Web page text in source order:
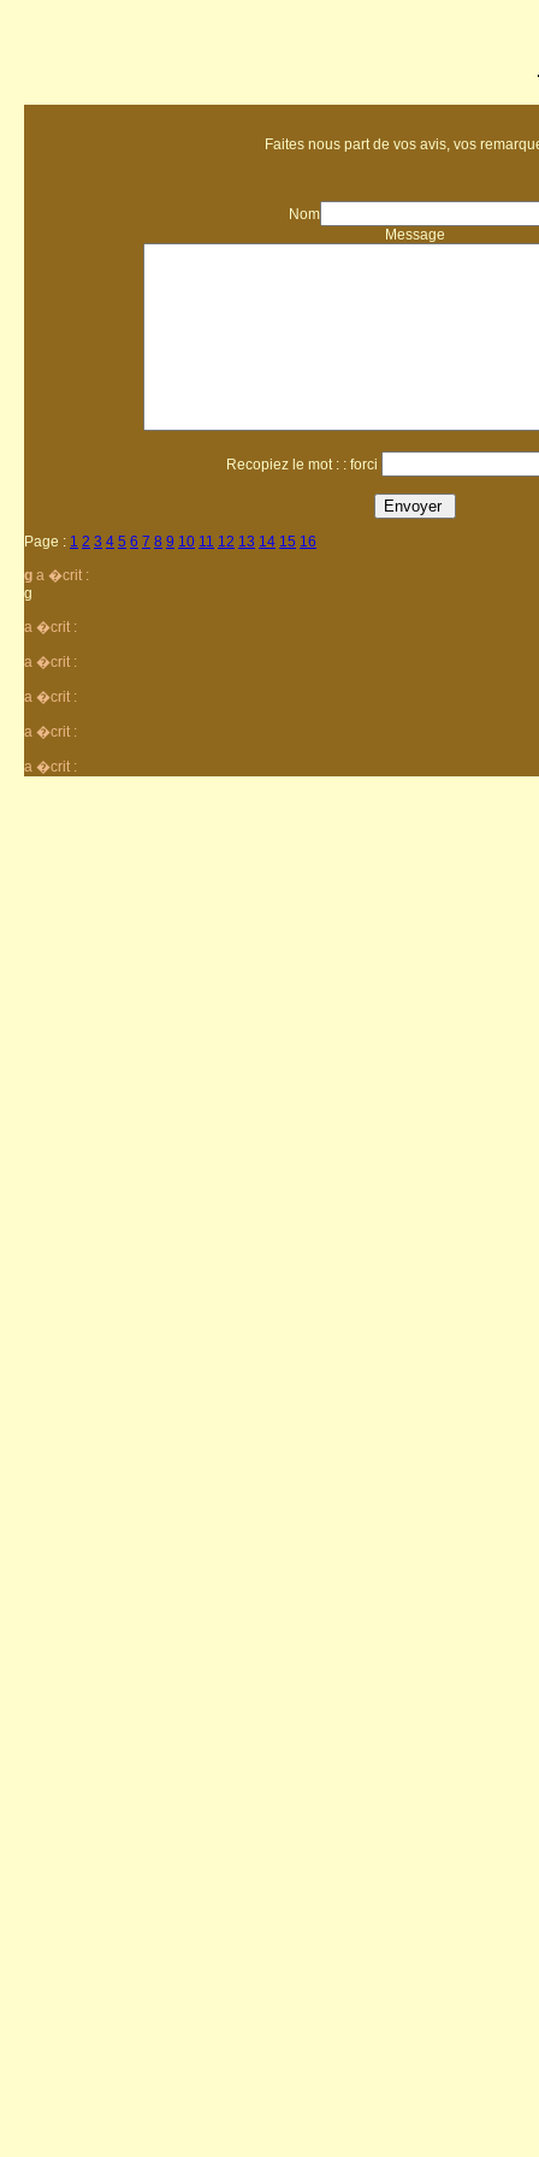
Faites nous part de vos avis, vos
Nom
Message
Recopiez le mot : : forci
Page : 1 2 3 4 5 6 7 8 9 10 11 12 13 14 15 16
g a �crit :
g
a �crit :
a �crit :
a �crit :
a �crit :
a �crit :